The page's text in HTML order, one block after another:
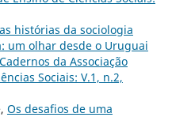
histórias da sociologia
um olhar desde o Uruguai
Cadernos da Associação
Sociais: V.1, n.2,
Os desafios de uma